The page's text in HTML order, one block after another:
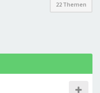
22 Themen